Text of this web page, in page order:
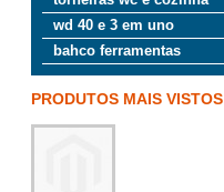
wd 40 e 3 em uno
bahco ferramentas
PRODUTOS MAIS VISTOS